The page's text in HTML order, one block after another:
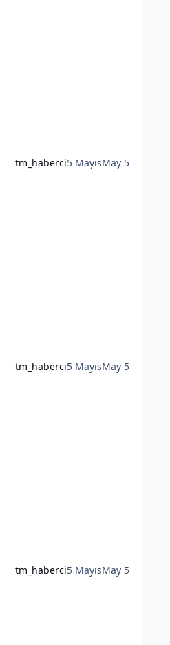
tm_haberci5 MayısMay 5
tm_haberci5 MayısMay 5
tm_haberci5 MayısMay 5